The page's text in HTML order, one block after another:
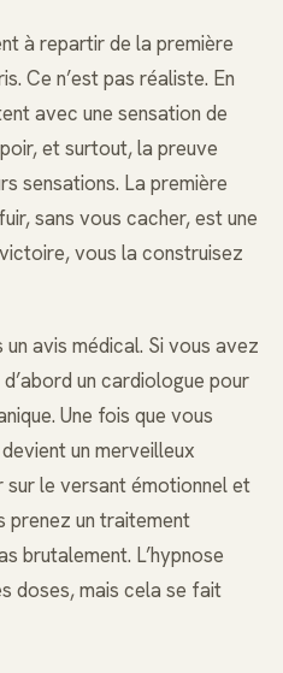
à repartir de la première
Ce n’est pas réaliste. En
avec une sensation de
et surtout, la preuve
sensations. La première
sans vous cacher, est une
vous la construisez
un avis médical. Si vous avez
un cardiologue pour
Une fois que vous
un merveilleux
le versant émotionnel et
prenez un traitement
brutalement. L’hypnose
doses, mais cela se fait